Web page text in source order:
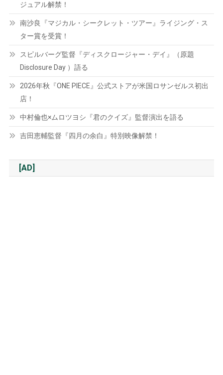
ジュアル解禁！
南沙良『マジカル・シークレット・ツアー』ライジング・ス
ター賞を受賞！
スピルバーグ監督『ディスクロージャー・デイ』（原題
Disclosure Day ）語る
2026年秋『ONE PIECE』公式ストアが米国ロサンゼルス初出
店！
中村倫也×ムロツヨシ『君のクイズ』監督演出を語る
吉田恵輔監督『四月の余白』特別映像解禁！
[AD]